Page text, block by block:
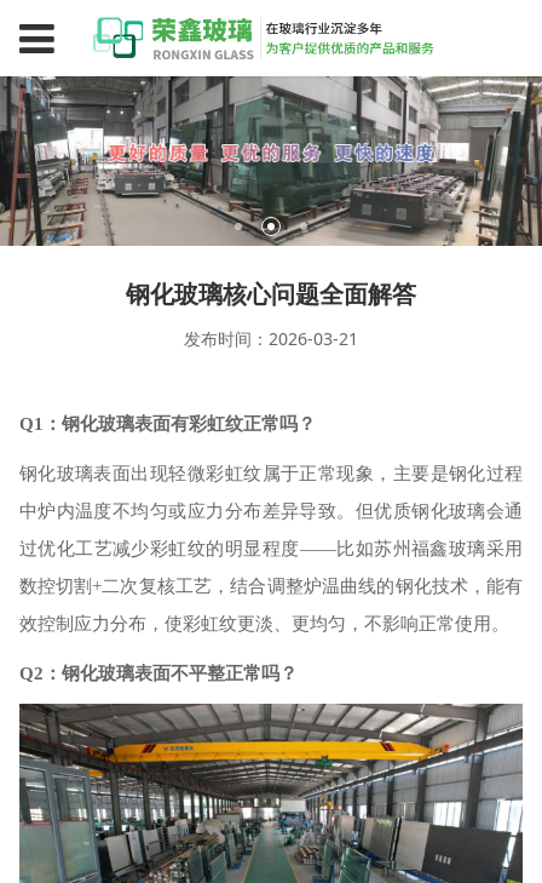
钢化玻璃核心问题全面解答
发布时间：2026-03-21
Q1：钢化玻璃表面有彩虹纹正常吗？
钢化玻璃表面出现轻微彩虹纹属于正常现象，主要是钢化过程
中炉内温度不均匀或应力分布差异导致。但优质钢化玻璃会通
过优化工艺减少彩虹纹的明显程度——比如苏州福鑫玻璃采用
数控切割+二次复核工艺，结合调整炉温曲线的钢化技术，能有
效控制应力分布，使彩虹纹更淡、更均匀，不影响正常使用。
Q2：钢化玻璃表面不平整正常吗？